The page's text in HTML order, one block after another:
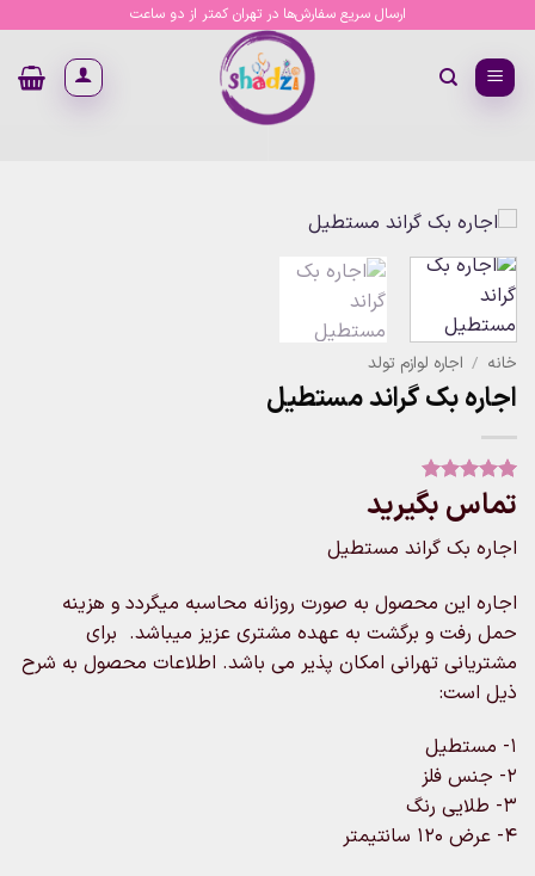
content
ارسال سریع سفارش‌ها در تهران کمتر از دو ساعت
خانه / اجاره لوازم تولد
اجاره بک گراند مستطیل
امتیاز
از
5 امتیاز
1
تماس بگیرید
اجاره بک گراند مستطیل
اجاره این محصول به صورت روزانه محاسبه میگردد و هزینه
حمل رفت و برگشت به عهده مشتری عزیز میباشد. برای
مشتریانی تهرانی امکان پذیر می باشد. اطلاعات محصول به شرح
ذیل است:
۱- مستطیل
۲- جنس فلز
۳- طلایی رنگ
۴- عرض ۱۲۰ سانتیمتر